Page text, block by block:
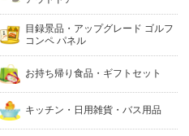
目録景品・アップグレード ゴルフ
コンペ パネル
お持ち帰り食品・ギフトセット
キッチン・日用雑貨・バス用品